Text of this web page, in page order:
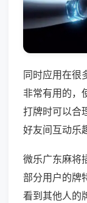
同时应用在很
非常有用的，
打牌时可以合
好友间互动乐
微乐广东麻将
部分用户的牌
看到其他人的